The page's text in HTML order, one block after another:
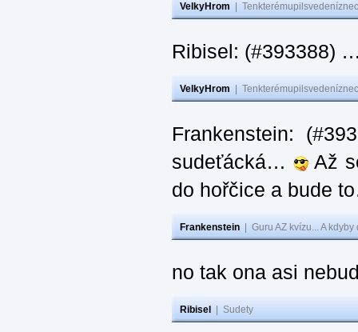
VelkyHrom
Ribisel: (#393388)
VelkyHrom
Frankenstein:
sudeťácká…
Až
do hořčice a bude
Frankenstein Guru AZ kvízu... A
no tak ona asi
Ribisel Sudety